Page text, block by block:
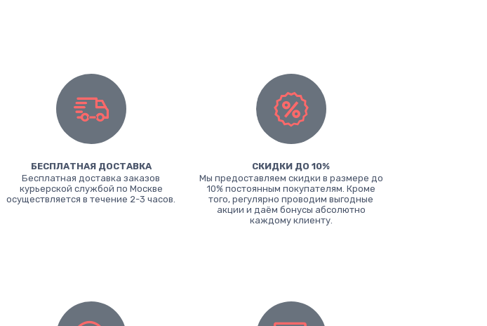
БЕСПЛАТНАЯ ДОСТАВКА
Бесплатная доставка заказов
курьерской службой по Москве
осуществляется в течение 2-3 часов.
СКИДКИ ДО 10%
Мы предоставляем скидки в размере до
10% постоянным покупателям. Кроме
того, регулярно проводим выгодные
акции и даём бонусы абсолютно
каждому клиенту.